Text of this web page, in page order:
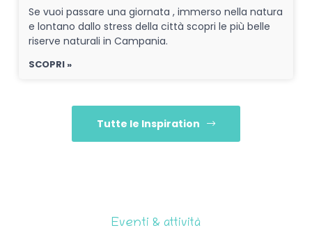
Se vuoi passare una giornata , immerso nella natura
e lontano dallo stress della città scopri le più belle
riserve naturali in Campania.
SCOPRI »
Tutte le Inspiration
Eventi & attività